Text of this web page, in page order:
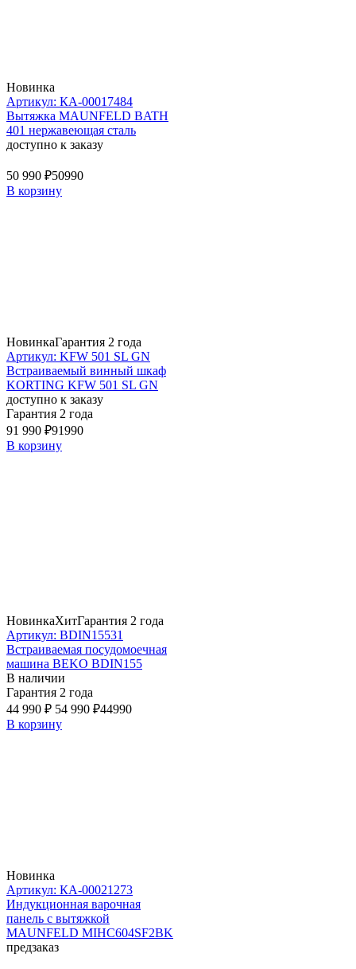
Новинка
Артикул: КА-00017484
Вытяжка MAUNFELD BATH
401 нержавеющая сталь
доступно к заказу
50 990 ₽50990
В корзину
НовинкаГарантия 2 года
Артикул: KFW 501 SL GN
Встраиваемый винный шкаф
KORTING KFW 501 SL GN
доступно к заказу
Гарантия 2 года
91 990 ₽91990
В корзину
НовинкаХитГарантия 2 года
Артикул: BDIN15531
Встраиваемая посудомоечная
машина BEKO BDIN155
В наличии
Гарантия 2 года
44 990 ₽ 54 990 ₽44990
В корзину
Новинка
Артикул: КА-00021273
Индукционная варочная
панель с вытяжкой
MAUNFELD MIHC604SF2BK
предзаказ